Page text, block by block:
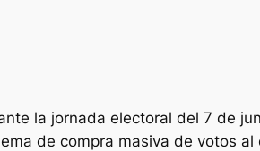
la jornada electoral del 7 de
de compra masiva de votos al